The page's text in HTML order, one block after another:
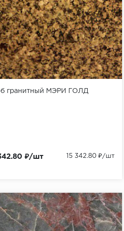
гранитный МЭРИ ГОЛД
₽/шт 15 342.80 ₽/шт